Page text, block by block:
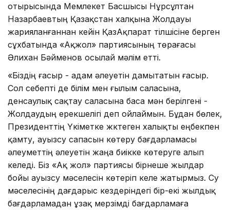
отырысында Мемлекет Басшысы Нұрсұлтан
Назарбаевтың Қазақстан халқына Жолдауы
жарияланғаннан кейін ҚазАқпарат тілшісіне берген
сұхбатында «Ақжол» партиясының төрағасы
Әлихан Бәйменов осылай мәлім етті.
«Біздің ғасыр - адам әлеуетін дамытатын ғасыр.
Сол себепті де білім мен ғылым саласына,
денсаулық сақтау саласына баса мән берілгені -
Жолдаудың ерекшелігі деп ойлаймын. Бұдан бөлек,
Президенттің Үкіметке жүктеген халықты еңбекпен
қамту, ауызсу сапасын көтеру бағдарламасы
әлеуметтің әлеуетін жаңа биікке көтеруге алып
келеді. Біз «Ақ жол» партиясы бірнеше жылдар
бойы ауызсу мәселесін көтеріп келе жатырмыз. Су
мәселесінің дағдарыс кездеріндегі бір-екі жылдық
бағдарламадан ұзақ мерзімді бағдарламаға